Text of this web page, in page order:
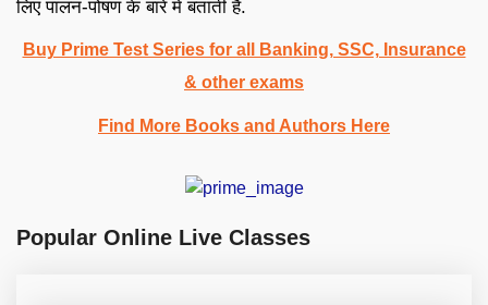
लिए पालन-पोषण के बारे में बताती है.
Buy Prime Test Series for all Banking, SSC, Insurance
& other exams
Find More Books and Authors Here
Popular Online Live Classes